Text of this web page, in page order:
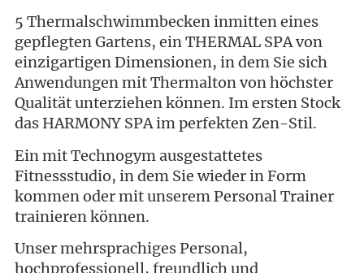
5 Thermalschwimmbecken inmitten eines
gepflegten Gartens, ein THERMAL SPA von
einzigartigen Dimensionen, in dem Sie sich
Anwendungen mit Thermalton von höchster
Qualität unterziehen können. Im ersten Stock
das HARMONY SPA im perfekten Zen-Stil.
Ein mit Technogym ausgestattetes
Fitnessstudio, in dem Sie wieder in Form
kommen oder mit unserem Personal Trainer
trainieren können.
Unser mehrsprachiges Personal,
hochprofessionell, freundlich und